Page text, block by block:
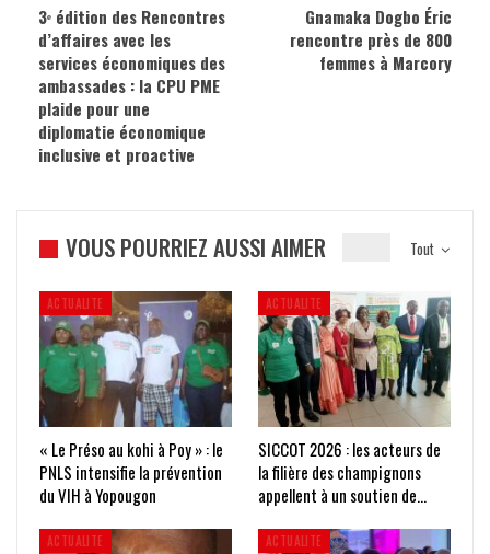
3ᵉ édition des Rencontres
d’affaires avec les
services économiques des
ambassades : la CPU PME
plaide pour une
diplomatie économique
inclusive et proactive
Gnamaka Dogbo Éric
rencontre près de 800
femmes à Marcory
Tout
VOUS POURRIEZ AUSSI AIMER
ACTUALITE
« Le Préso au kohi à Poy » : le
PNLS intensifie la prévention
du VIH à Yopougon
ACTUALITE
SICCOT 2026 : les acteurs de
la filière des champignons
appellent à un soutien de…
ACTUALITE ACTUALITE